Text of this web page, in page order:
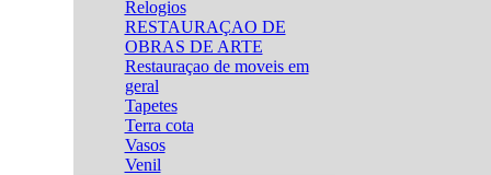
Relogios
RESTAURAÇAO DE
OBRAS DE ARTE
Restauraçao de moveis em
geral
Tapetes
Terra cota
Vasos
Venil